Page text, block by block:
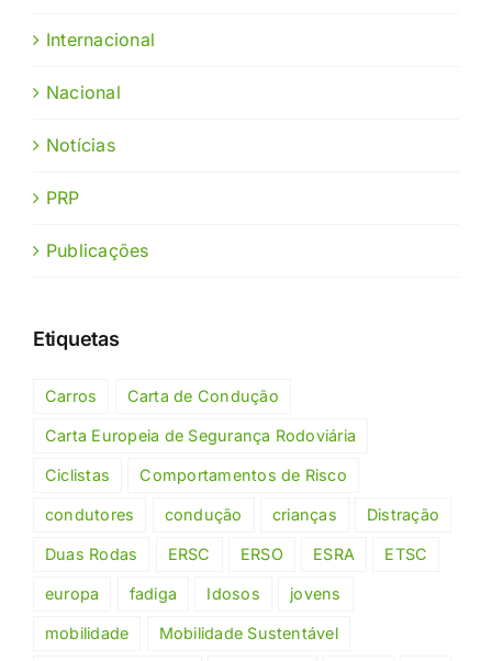
Internacional
Nacional
Notícias
PRP
Publicações
Etiquetas
Carros Carta de Condução
Carta Europeia de Segurança Rodoviária
Ciclistas Comportamentos de Risco
condutores condução crianças Distração
Duas Rodas ERSC ERSO ESRA ETSC
europa fadiga Idosos jovens
mobilidade Mobilidade Sustentável